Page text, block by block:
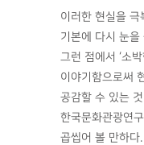
이러한 현실을
기본에 다시 눈
그런 점에서 ‘소
이야기함으로써
공감할 수 있는
한국문화관광연
곱씹어 볼 만하다.